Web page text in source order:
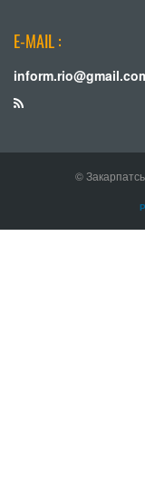
E-MAIL :
©